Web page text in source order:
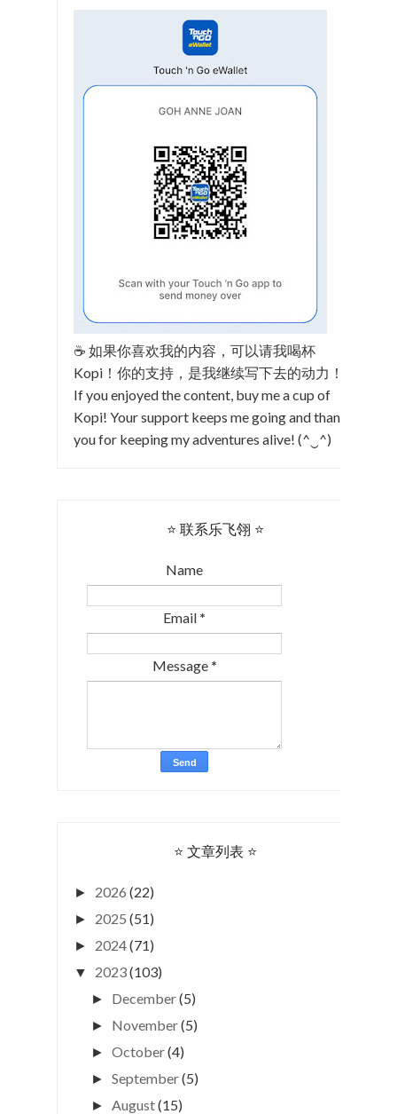
☕ 如果你喜欢我的内容，可以请我喝杯
Kopi！你的支持，是我继续写下去的动力！
If you enjoyed the content, buy me a cup of
Kopi! Your support keeps me going and thank
you for keeping my adventures alive! (^‿^)
⭐ 联系乐飞翎 ⭐
Name
Email *
Message *
⭐ 文章列表 ⭐
► 2026 (22)
► 2025 (51)
► 2024(71)
▼ 2023(103)
► December(5)
► November(5)
►October(4)
►September(5)
►August(15)